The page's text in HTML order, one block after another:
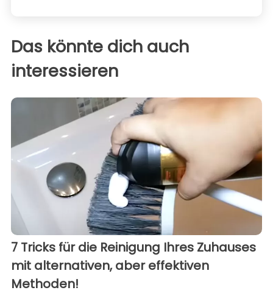
Das könnte dich auch
interessieren
7 Tricks für die Reinigung Ihres Zuhauses
mit alternativen, aber effektiven
Methoden!